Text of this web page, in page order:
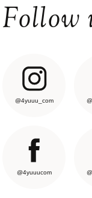
Follow
@4yuuu_com
@4yuuucom